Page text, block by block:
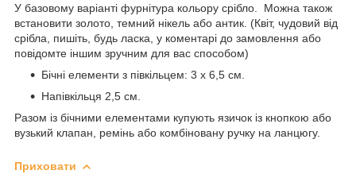
У базовому варіанті фурнітура кольору срібло. Можна також
встановити золото, темний нікель або антик. (Квіт, чудовий від
срібла, пишіть, будь ласка, у коментарі до замовлення або
повідомте іншим зручним для вас способом)
Бічні елементи з півкільцем: 3 х 6,5 см.
Напівкільця 2,5 см.
Разом із бічними елементами купують язичок із кнопкою або
вузький клапан, ремінь або комбіновану ручку на ланцюгу.
Приховати